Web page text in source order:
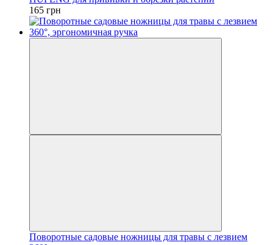
165 грн
Поворотные садовые ножницы для травы с лезвием